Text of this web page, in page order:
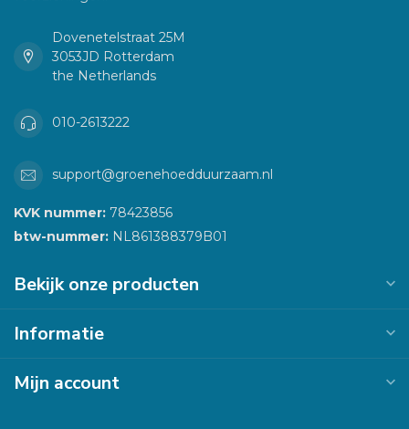
Dovenetelstraat 25M
3053JD Rotterdam
the Netherlands
010-2613222
support@groenehoedduurzaam.nl
KVK nummer: 78423856
btw-nummer: NL861388379B01
Bekijk onze producten
Informatie
Mijn account